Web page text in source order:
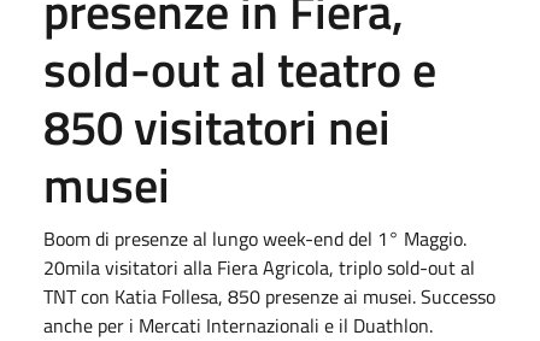
sold-out al teatro e
850 visitatori nei
musei
Boom di presenze al lungo week-end del 1° Maggio.
20mila visitatori alla Fiera Agricola, triplo sold-out al
TNT con Katia Follesa, 850 presenze ai musei. Successo
anche per i Mercati Internazionali e il Duathlon.